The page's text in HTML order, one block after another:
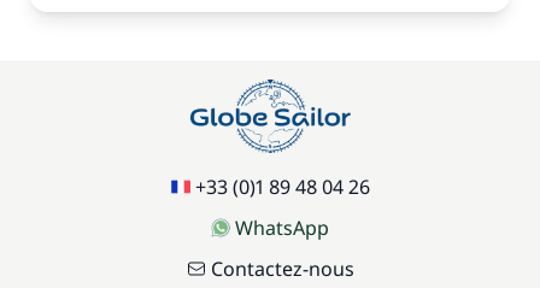
+33 (0)1 89 48 04 26
WhatsApp
Contactez-nous